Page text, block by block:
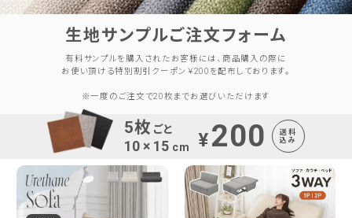
生地サンプルご注文フォーム
有料サンプルを購入されたお客様には、商品購入の際に
お使い頂ける特別割引クーポン￥200を配布しております。
※一度のご注文で20枚までお選びいただけます
5枚 ごと
10 × 15 cm ¥200
送料
込み